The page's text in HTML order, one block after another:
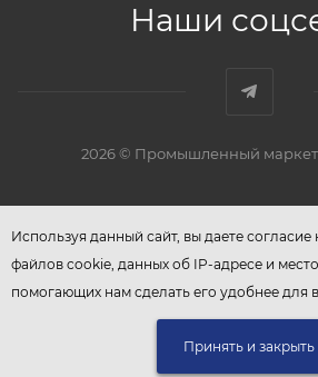
Наши
2026 © Промышленный
Используя данный сайт, вы даете
файлов cookie, данных об IP-адресе и
помогающих нам сделать его удобнее для
Принять и закрыть